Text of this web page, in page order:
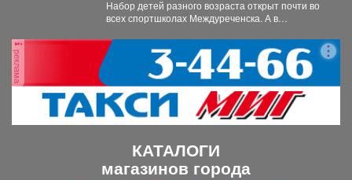
Набор детей разного возраста открыт почти во
всех спортшколах Междуреченска. А в
реклама
КАТАЛОГИ
магазинов города